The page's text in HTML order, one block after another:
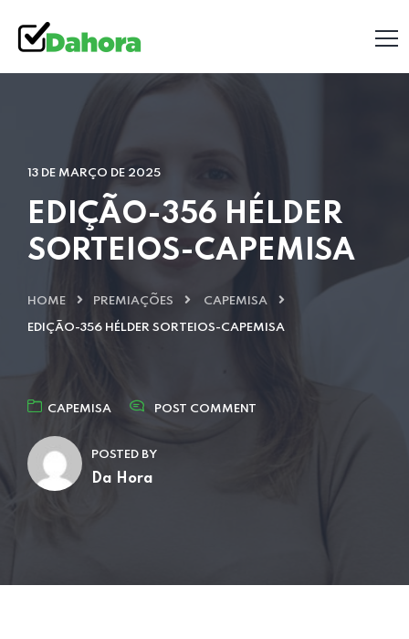
13 DE MARÇO DE 2025
EDIÇÃO-356 HÉLDER
SORTEIOS-CAPEMISA
HOME PREMIAÇÕES CAPEMISA
EDIÇÃO-356 HÉLDER SORTEIOS-CAPEMISA
CAPEMISA POST COMMENT
POSTED BY
Da Hora